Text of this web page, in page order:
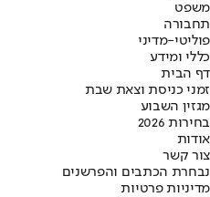
משפט
תחבורה
פוליטי-מדיני
כללי ומידע
דף הבית
זמני כניסת וצאת שבת
מגזין השבוע
בחירות 2026
אודות
צור קשר
נבחרת הכתבים והפרשנים
מדיניות פרטיות